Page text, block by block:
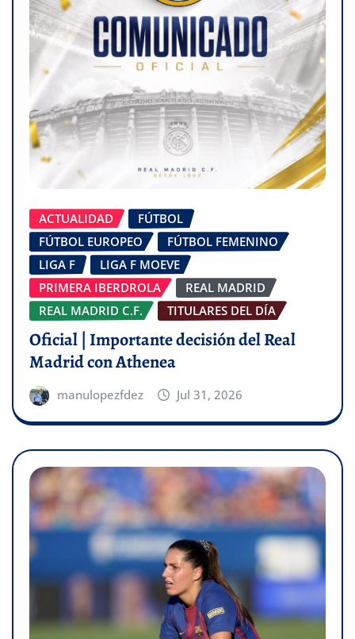
ACTUALIDAD
FÚTBOL
FÚTBOL EUROPEO
FÚTBOL FEMENINO
LIGA F
LIGA F MOEVE
PRIMERA IBERDROLA
REAL MADRID
REAL MADRID C.F.
TITULARES DEL DÍA
Oficial | Importante decisión del Real
Madrid con Athenea
manulopezfdez Jul 31, 2026